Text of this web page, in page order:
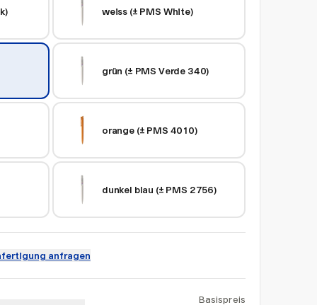
weiss (± PMS White)
grün (± PMS Verde 340)
orange (± PMS 4010)
dunkel blau (± PMS 2756)
anfragen
Basispreis